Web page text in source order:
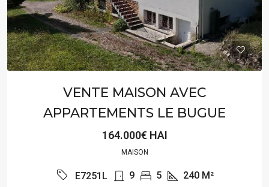
VENTE MAISON AVEC
APPARTEMENTS LE BUGUE
164.000€ HAI
MAISON
E7251L 9 5 240 M²